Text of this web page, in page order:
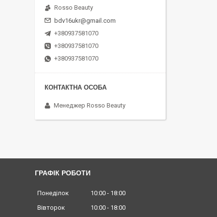
Rosso Beauty
bdv16ukr@gmail.com
+380937581070
+380937581070
+380937581070
Менеджер Rosso Beauty
ГРАФІК РОБОТИ
Понеділок 10:00
18:00
Вівторок
10:00 18:00